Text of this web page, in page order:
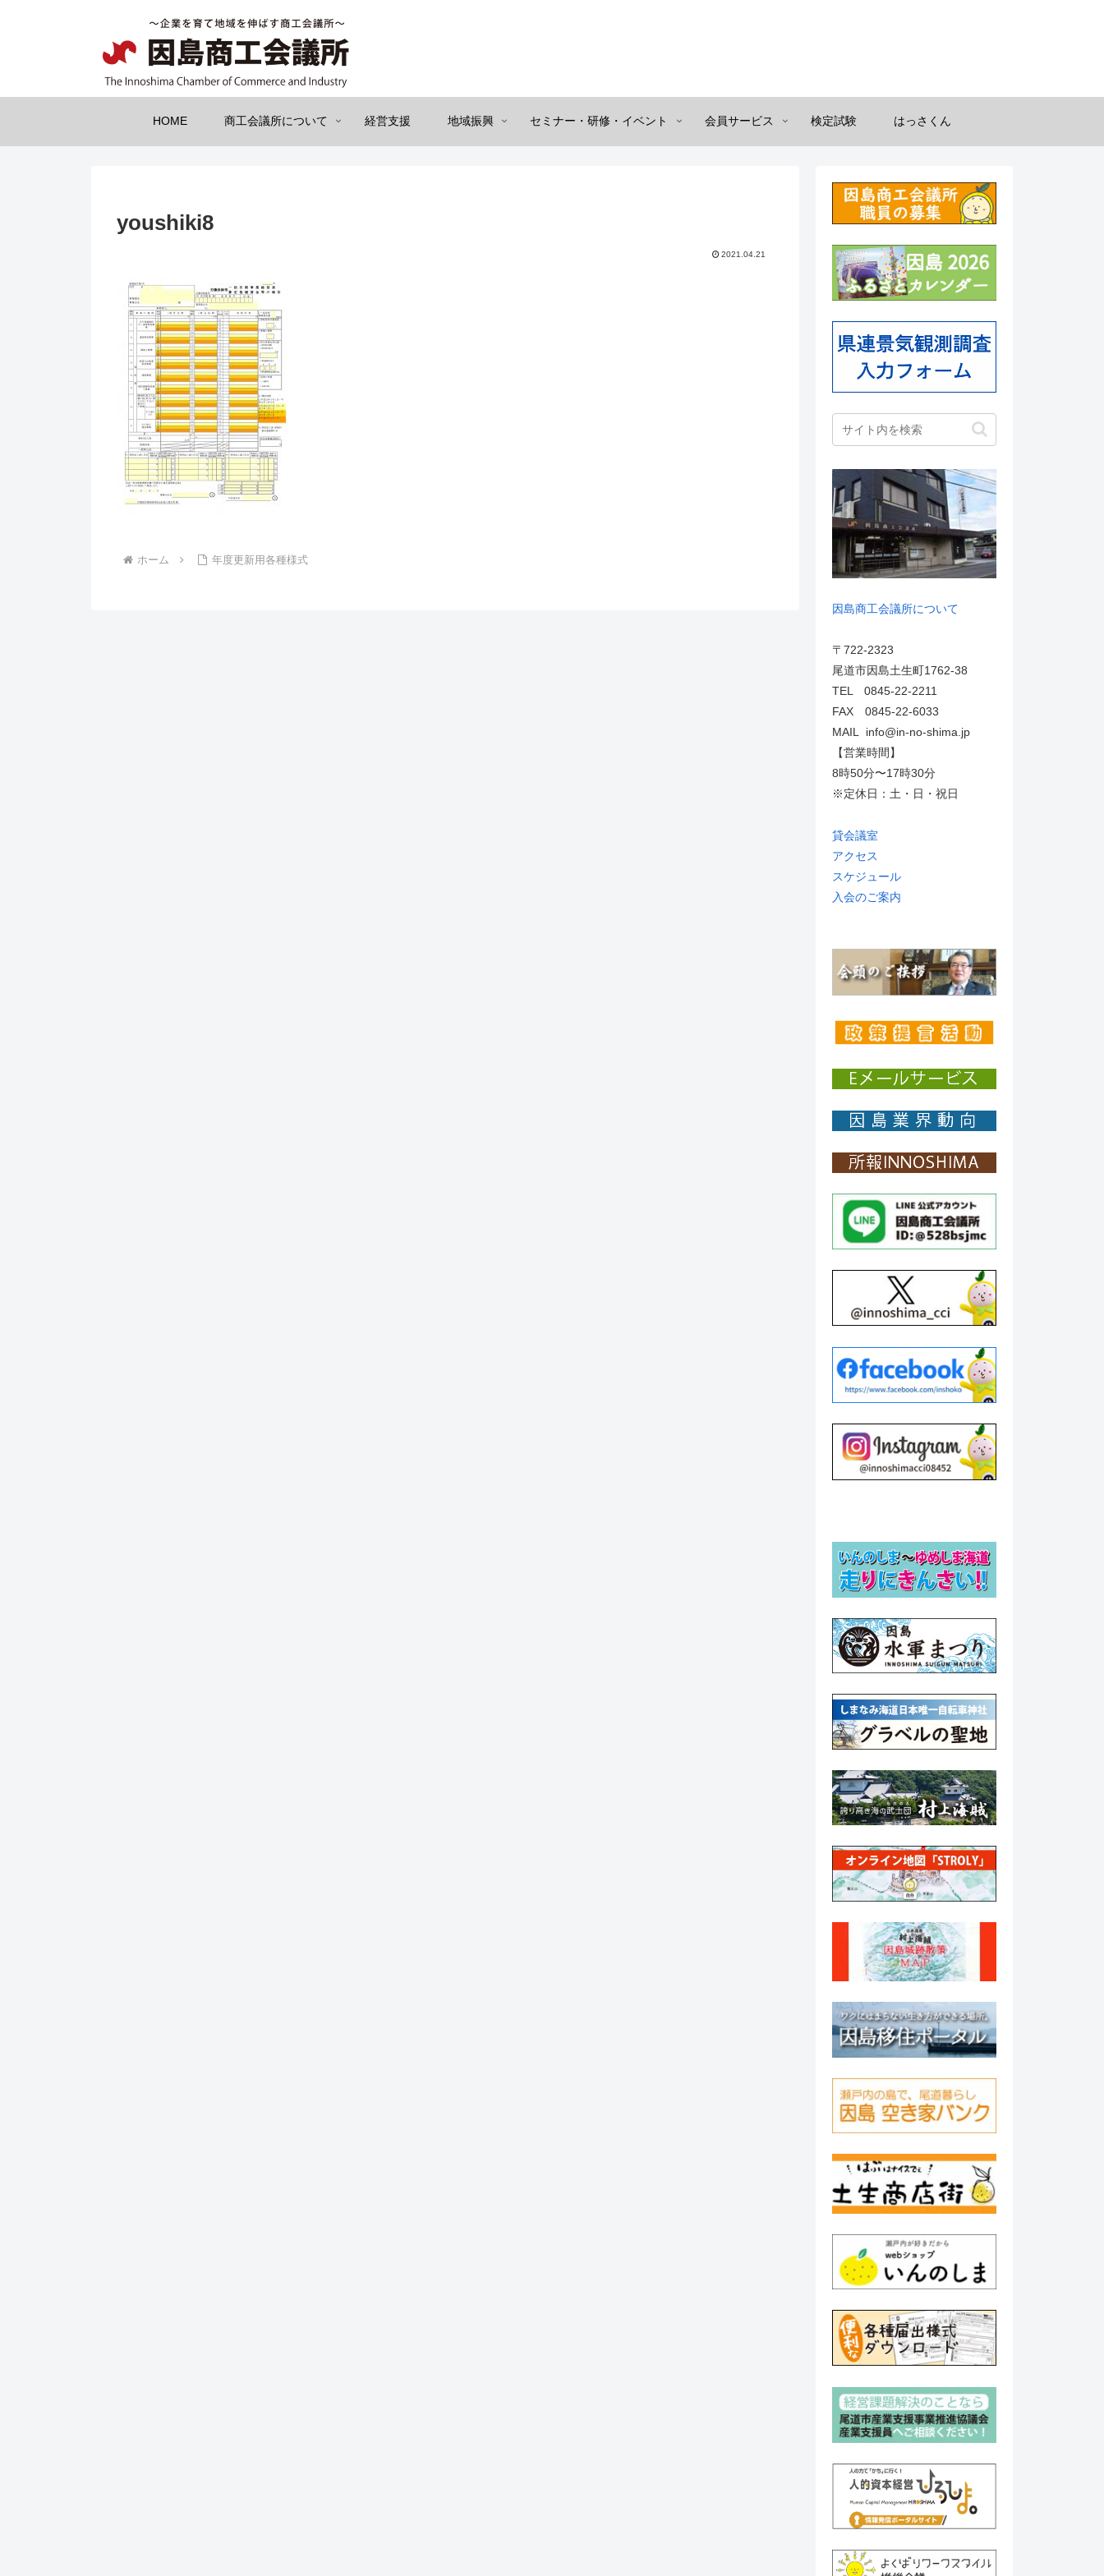
HOME 商工会議所について 経営支援 地域振興 セミナー・研修・イベント 会員サービス 検定試験 はっさくん
youshiki8
2021.04.21
ホーム 年度更新用各種様式
因島商工会議所について
〒722-2323
尾道市因島土生町1762-38
TEL 0845-22-2211
FAX 0845-22-6033
MAIL info@in-no-shima.jp
【営業時間】
8時50分〜17時30分
※定休日：土・日・祝日
貸会議室
アクセス
スケジュール
入会のご案内